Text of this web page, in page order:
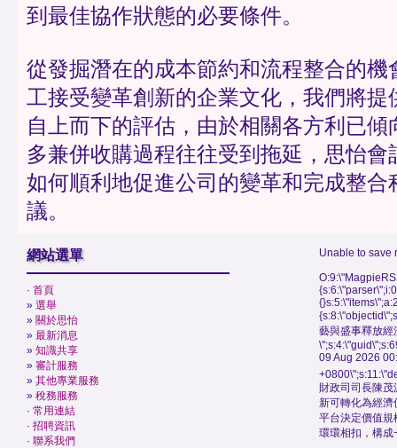
到最佳協作狀態的必要條件。
從發掘潛在的成本節約和流程整合的機
工接受變革創新的企業文化，我們將提
自上而下的評估，由於相關各方利已
多兼併收購過程往往受到拖延，思怡會
如何順利地促進公司的變革和完成整合
議。
網站選單
· 首頁
» 選舉
» 關於思怡
» 最新消息
» 知識共享
» 審計服務
» 其他專業服務
» 稅務服務
· 常用連結
· 招聘資訊
· 聯系我們
Unable to save
藝與盛事釋放經
09 Aug 2026
財政司司長陳茂
新可轉化為經濟
平台決定價值規
環環相扣，構成